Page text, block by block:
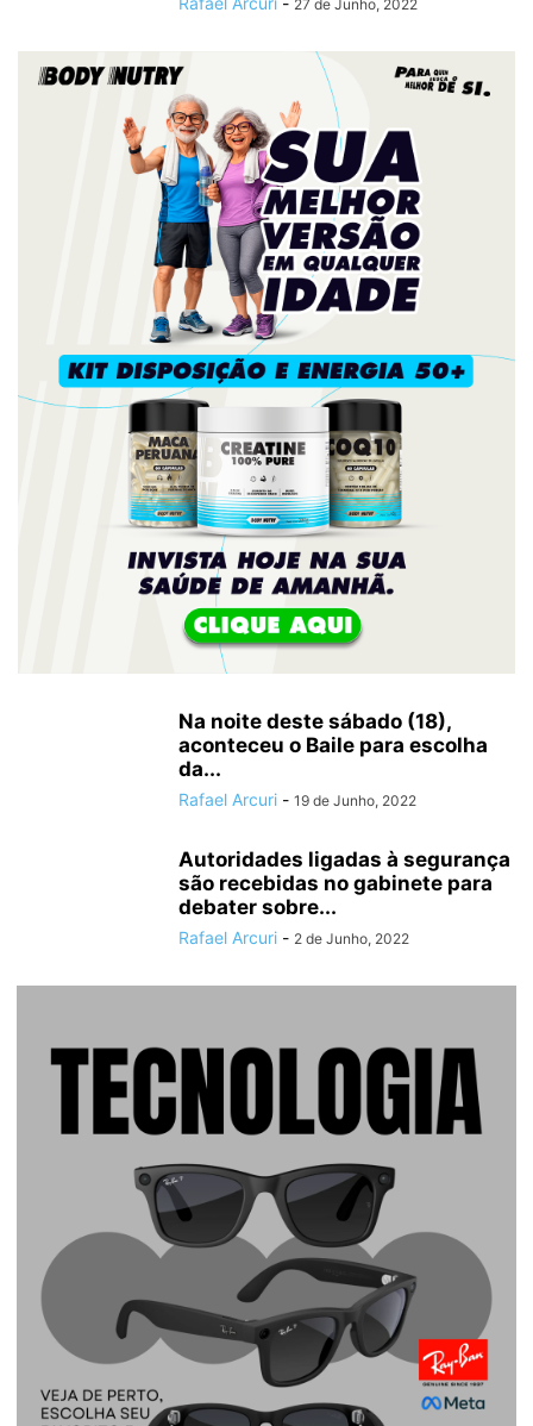
27 de Junho, 2022
Na noite deste sábado (18),
aconteceu o Baile para escolha
da...
Rafael Arcuri - 19 de Junho, 2022
Autoridades ligadas à segurança
são recebidas no gabinete para
debater sobre...
Rafael Arcuri - 2 de Junho, 2022